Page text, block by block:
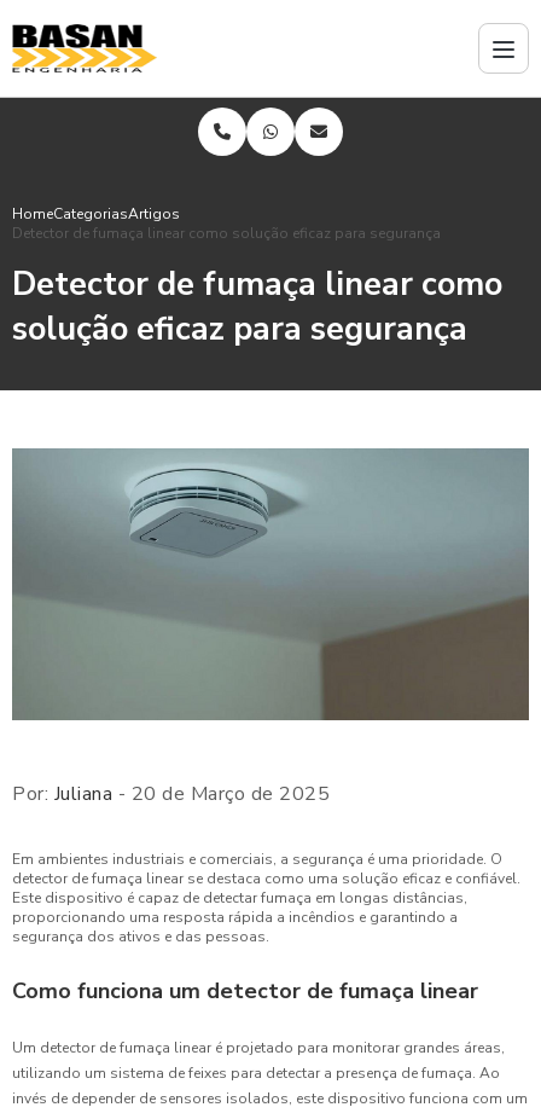
HomeCategoriasArtigos
Detector de fumaça linear como solução eficaz para segurança
Detector de fumaça linear como
solução eficaz para segurança
Por: Juliana - 20 de Março de 2025
Em ambientes industriais e comerciais, a segurança é uma prioridade. O
detector de fumaça linear se destaca como uma solução eficaz e confiável.
Este dispositivo é capaz de detectar fumaça em longas distâncias,
proporcionando uma resposta rápida a incêndios e garantindo a
segurança dos ativos e das pessoas.
Como funciona um detector de fumaça linear
Um detector de fumaça linear é projetado para monitorar grandes áreas,
utilizando um sistema de feixes para detectar a presença de fumaça. Ao
invés de depender de sensores isolados, este dispositivo funciona com um